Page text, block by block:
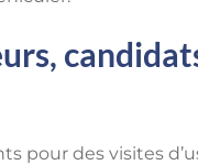
pour des visites